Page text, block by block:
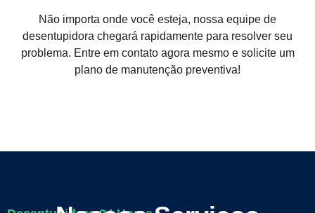
Não importa onde você esteja, nossa equipe de
desentupidora chegará rapidamente para resolver seu
problema. Entre em contato agora mesmo e solicite um
plano de manutenção preventiva!